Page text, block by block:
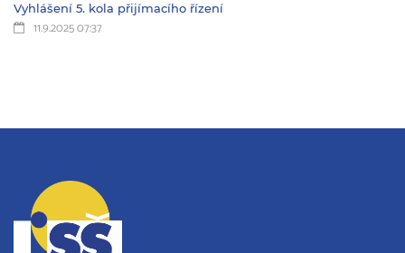
Vyhlášení 5. kola přijímacího řízení
11.9.2025 07:37